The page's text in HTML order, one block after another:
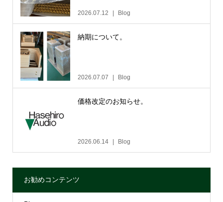
2026.07.12 Blog
納期について。
2026.07.07 Blog
価格改定のお知らせ。
2026.06.14 Blog
お勧めコンテンツ